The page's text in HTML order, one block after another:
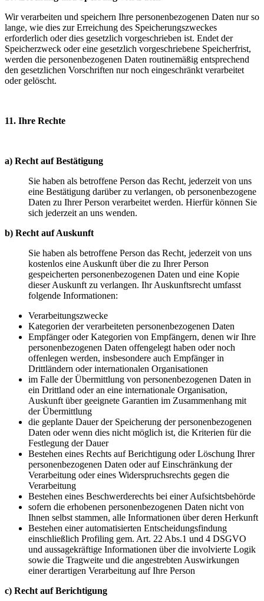
Wir verarbeiten und speichern Ihre personenbezogenen Daten nur so
lange, wie dies zur Erreichung des Speicherungszweckes
erforderlich oder dies gesetzlich vorgeschrieben ist. Endet der
Speicherzweck oder eine gesetzlich vorgeschriebene Speicherfrist,
werden die personenbezogenen Daten routinemäßig entsprechend
den gesetzlichen Vorschriften nur noch eingeschränkt verarbeitet
oder gelöscht.
11. Ihre Rechte
a) Recht auf Bestätigung
Sie haben als betroffene Person das Recht, jederzeit von uns
eine Bestätigung darüber zu verlangen, ob personenbezogene
Daten zu Ihrer Person verarbeitet werden. Hierfür können Sie
sich jederzeit an uns wenden.
b) Recht auf Auskunft
Sie haben als betroffene Person das Recht, jederzeit von uns
kostenlos eine Auskunft über die zu Ihrer Person
gespeicherten personenbezogenen Daten und eine Kopie
dieser Auskunft zu verlangen. Ihr Auskunftsrecht umfasst
folgende Informationen:
Verarbeitungszwecke
Kategorien der verarbeiteten personenbezogenen Daten
Empfänger oder Kategorien von Empfängern, denen wir Ihre
personenbezogenen Daten offengelegt haben oder noch
offenlegen werden, insbesondere auch Empfänger in
Drittländern oder internationalen Organisationen
im Falle der Übermittlung von personenbezogenen Daten in
ein Drittland oder an eine internationale Organisation,
Auskunft über geeignete Garantien im Zusammenhang mit
der Übermittlung
die geplante Dauer der Speicherung der personenbezogenen
Daten oder wenn dies nicht möglich ist, die Kriterien für die
Festlegung der Dauer
Bestehen eines Rechts auf Berichtigung oder Löschung Ihrer
personenbezogenen Daten oder auf Einschränkung der
Verarbeitung oder eines Widerspruchsrechts gegen die
Verarbeitung
Bestehen eines Beschwerderechts bei einer Aufsichtsbehörde
sofern die erhobenen personenbezogenen Daten nicht von
Ihnen selbst stammen, alle Informationen über deren Herkunft
Bestehen einer automatisierten Entscheidungsfindung
einschließlich Profiling gem. Art. 22 Abs.1 und 4 DSGVO
und aussagekräftige Informationen über die involvierte Logik
sowie die Tragweite und die angestrebten Auswirkungen
einer derartigen Verarbeitung auf Ihre Person
c) Recht auf Berichtigung